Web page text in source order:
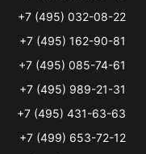
+7 (495) 032-08-22
+7 (495) 162-90-81
+7 (495) 085-74-61
+7 (495) 989-21-31
+7 (495) 431-63-63
+7 (499) 653-72-12